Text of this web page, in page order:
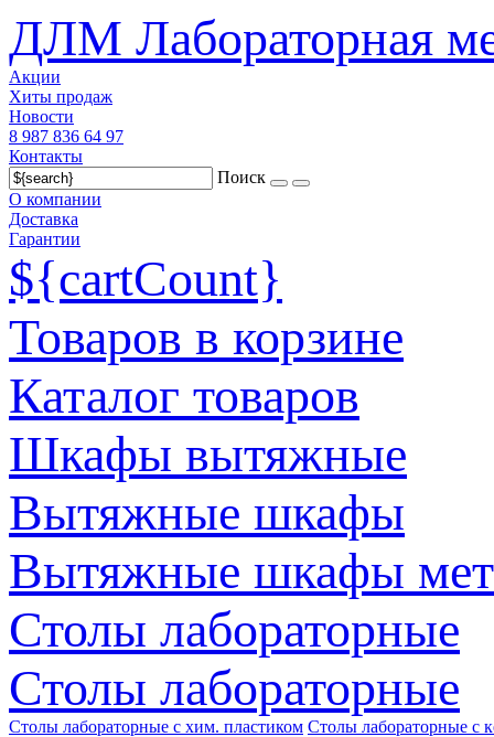
ДЛМ Лабораторная
Акции
Хиты продаж
Новости
8 987 836 64 97
Контакты
Поиск
О компании
Доставка
Гарантии
${cartCount}
Товаров в корзине
Каталог товаров
Шкафы вытяжные
Вытяжные шкафы
Вытяжные шкафы
Столы лабораторные
Столы лабораторные
Столы лабораторные с хим. пластиком Столы лабораторные с